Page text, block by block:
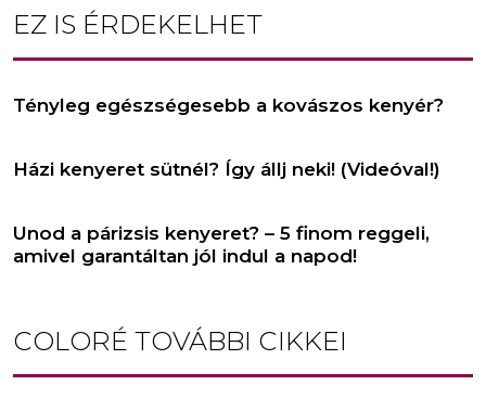
EZ IS ÉRDEKELHET
Tényleg egészségesebb a kovászos kenyér?
Házi kenyeret sütnél? Így állj neki! (Videóval!)
Unod a párizsis kenyeret? – 5 finom reggeli,
amivel garantáltan jól indul a napod!
COLORÉ TOVÁBBI CIKKEI